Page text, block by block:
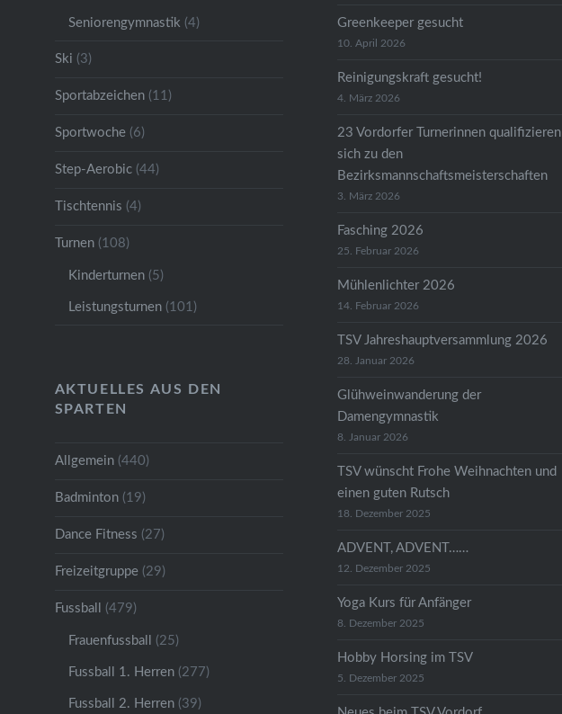
Seniorengymnastik (4)
Ski (3)
Sportabzeichen(11)
Sportwoche(6)
Step-Aerobic(44)
Tischtennis (4)
Turnen(108)
Kinderturnen(5)
Leistungsturnen(101)
Greenkeeper gesucht
10. April 2026
Reinigungskraft gesucht!
4. März 2026
23 Vordorfer Turnerinnen qualifizieren
sich zu den
Bezirksmannschaftsmeisterschaften
3. März 2026
Fasching 2026
25. Februar 2026
Mühlenlichter 2026
14. Februar 2026
TSV Jahreshauptversammlung 2026
28. Januar 2026
Glühweinwanderung der
Damengymnastik
8. Januar 2026
TSV wünscht Frohe Weihnachten und
einen guten Rutsch
18. Dezember 2025
ADVENT, ADVENT……
12. Dezember 2025
Yoga Kurs für Anfänger
8. Dezember 2025
Hobby Horsing im TSV
5. Dezember 2025
AKTUELLES AUS DEN
SPARTEN
Allgemein(440)
Badminton(19)
Dance Fitness (27)
Freizeitgruppe(29)
Fussball (479)
Frauenfussball (25)
Fussball 1. Herren(277)
Fussball 2. Herren(39)